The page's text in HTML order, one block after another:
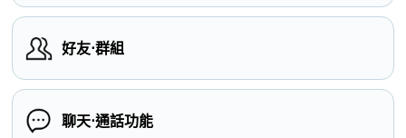
好友⋅群組
聊天⋅通話功能